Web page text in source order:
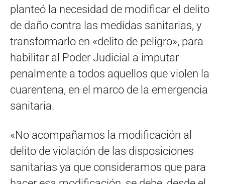
planteó la necesidad de modificar el delito
de daño contra las medidas sanitarias, y
transformarlo en «delito de peligro», para
habilitar al Poder Judicial a imputar
penalmente a todos aquellos que violen la
cuarentena, en el marco de la emergencia
sanitaria.
«No acompañamos la modificación al
delito de violación de las disposiciones
sanitarias ya que consideramos que para